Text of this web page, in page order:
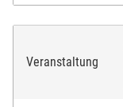
Veranstaltung